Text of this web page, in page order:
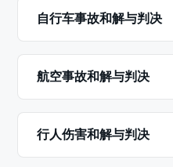
自行车事故和解与判决
航空事故和解与判决
行人伤害和解与判决